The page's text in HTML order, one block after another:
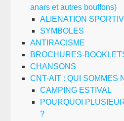
anars et autres bouffons)
ALIENATION
SYMBOLES
ANTIRACISME
BROCHURES-
CHANSONS
CNT-AIT : QUI SOMMES
CAMPING ESTIVAL
POURQUOI
?